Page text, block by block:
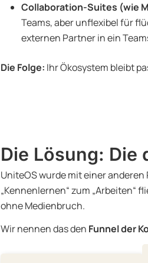
Collaboration-Suites (wie
Teams, aber unflexibel für
externen Partner in ein
Die Folge: Ihr Ökosystem bleibt
Die Lösung: Die
UniteOS wurde mit einer
„Kennenlernen“ zum „Arbeiten“
ohne Medienbruch.
Wir nennen das den Funnel der